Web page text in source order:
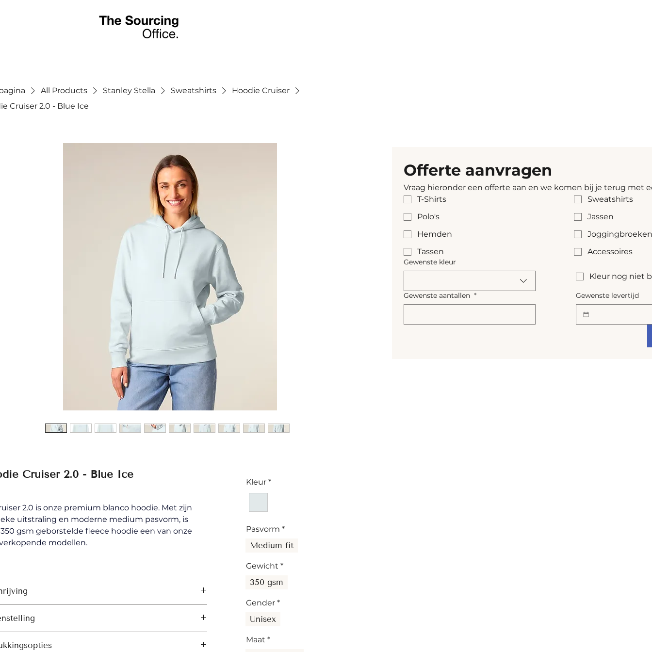
All Products Stanley Stella Sweatshirts
Hoodie Cruiser
Cruiser 2.0 - Blue Ice
Cruiser 2.0 - Blue Ice
2.0 is onze premium blanco hoodie. Met zijn
uitstraling en moderne medium pasvorm, is
gsm geborstelde fleece hoodie een van onze
modellen.
aantrekkoord in bijpassende kleur
metalen uiteinden en metalen ringetjes
Combed
Kleur *
Pasvorm *
Medium fit
Gewicht *
350 gsm
Gender *
Unisex
Maat *
Offerte aanvragen
Vraag hieronder een offerte aan en we komen bij je terug met
T-Shirts
Sweatshirts
Polo's
Jassen
Hemden
Joggingbroeken
Tassen
Accessoires
Gewenste kleur
Kleur nog niet
Gewenste aantallen * Gewenste levertijd